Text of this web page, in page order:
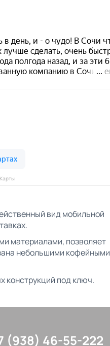
вид мобильной
материалами, позволяет
небольшими кофейными
конструкций под ключ.
(938) 46-55-222